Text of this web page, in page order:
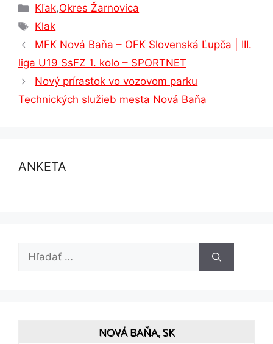
Kategórie
Kľak,Okres Žarnovica
Značky
Klak
MFK Nová Baňa – OFK Slovenská Ľupča | III.
liga U19 SsFZ 1. kolo – SPORTNET
Nový prírastok vo vozovom parku
Technických služieb mesta Nová Baňa
ANKETA
Hľadať:
NOVÁ BAŇA, SK